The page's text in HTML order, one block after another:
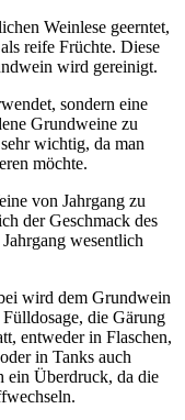
Weinlese geerntet,
reife Früchte. Diese
wird gereinigt.
sondern eine
Grundweine zu
wichtig, da man
möchte.
von Jahrgang zu
der Geschmack des
wesentlich
wird dem Grundwein
die Gärung
entweder in Flaschen,
in Tanks auch
ein Überdruck, da die